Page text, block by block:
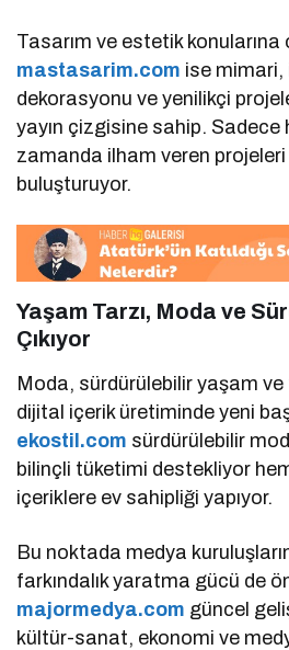
Tasarım ve estetik
mastasarim.com ise mimari,
dekorasyonu ve yenilikçi
yayın çizgisine sahip. Sadece
zamanda ilham veren projeleri
buluşturuyor.
Yaşam Tarzı, Moda ve
Çıkıyor
Moda, sürdürülebilir yaşam
dijital içerik üretiminde yeni
ekostil.com sürdürülebilir
bilinçli tüketimi destekliyor
içeriklere ev sahipliği yapıyor.
Bu noktada medya
farkındalık yaratma gücü de
majormedya.com güncel
kültür-sanat, ekonomi ve